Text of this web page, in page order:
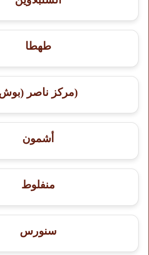
طهطا
(مركز ناصر
أشمون
منفلوط
سنورس